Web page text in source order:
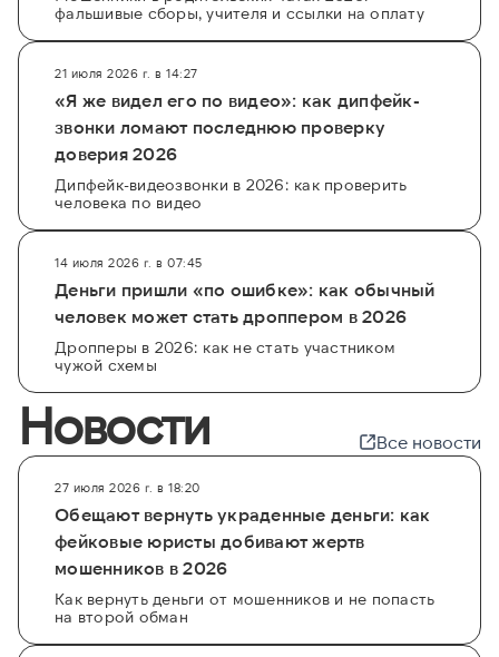
фальшивые сборы, учителя и ссылки на оплату
21 июля 2026 г. в 14:27
«Я же видел его по видео»: как дипфейк-
звонки ломают последнюю проверку
доверия 2026
Дипфейк-видеозвонки в 2026: как проверить
человека по видео
14 июля 2026 г. в 07:45
Деньги пришли «по ошибке»: как обычный
человек может стать дроппером в 2026
Дропперы в 2026: как не стать участником
чужой схемы
Новости Все новости
27 июля 2026 г. в 18:20
Обещают вернуть украденные деньги: как
фейковые юристы добивают жертв
мошенников в 2026
Как вернуть деньги от мошенников и не попасть
на второй обман